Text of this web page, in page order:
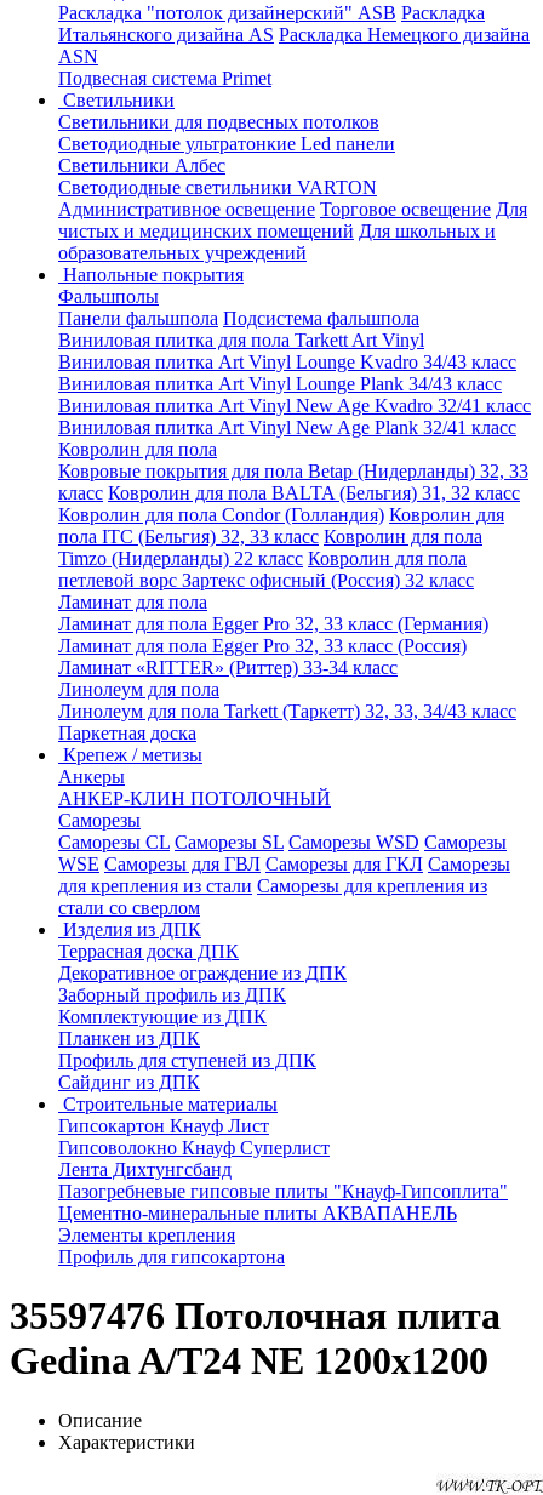
Раскладка "потолок дизайнерский" ASB Раскладка
Итальянского дизайна AS Раскладка Немецкого дизайна
АSN
Подвесная система Primet
Светильники
Светильники для подвесных потолков
Светодиодные ультратонкие Led панели
Светильники Албес
Светодиодные светильники VARTON
Административное освещение Торговое освещение Для
чистых и медицинских помещений Для школьных и
образовательных учреждений
Напольные покрытия
Фальшполы
Панели фальшпола Подсистема фальшпола
Виниловая плитка для пола Tarkett Art Vinyl
Виниловая плитка Art Vinyl Lounge Kvadro 34/43 класс
Виниловая плитка Art Vinyl Lounge Plank 34/43 класс
Виниловая плитка Art Vinyl New Age Kvadro 32/41 класс
Виниловая плитка Art Vinyl New Age Plank 32/41 класс
Ковролин для пола
Ковровые покрытия для пола Betap (Нидерланды) 32, 33
класс Ковролин для пола BALTA (Бельгия) 31, 32 класс
Ковролин для пола Condor (Голландия) Ковролин для
пола ITC (Бельгия) 32, 33 класс Ковролин для пола
Timzo (Нидерланды) 22 класс Ковролин для пола
петлевой ворс Зартекс офисный (Россия) 32 класс
Ламинат для пола
Ламинат для пола Egger Pro 32, 33 класс (Германия)
Ламинат для пола Egger Pro 32, 33 класс (Россия)
Ламинат «RITTER» (Риттер) 33-34 класс
Линолеум для пола
Линолеум для пола Tarkett (Таркетт) 32, 33, 34/43 класс
Паркетная доска
Крепеж / метизы
Анкеры
АНКЕР-КЛИН ПОТОЛОЧНЫЙ
Саморезы
Саморезы CL Саморезы SL Саморезы WSD Саморезы
WSE Саморезы для ГВЛ Саморезы для ГКЛ Саморезы
для крепления из стали Саморезы для крепления из
стали со сверлом
Изделия из ДПК
Террасная доска ДПК
Декоративное ограждение из ДПК
Заборный профиль из ДПК
Комплектующие из ДПК
Планкен из ДПК
Профиль для ступеней из ДПК
Сайдинг из ДПК
Строительные материалы
Гипсокартон Кнауф Лист
Гипсоволокно Кнауф Суперлист
Лента Дихтунгсбанд
Пазогребневые гипсовые плиты "Кнауф-Гипсоплита"
Цементно-минеральные плиты АКВАПАНЕЛЬ
Элементы крепления
Профиль для гипсокартона
35597476 Потолочная плита
Gedina A/T24 NE 1200x1200
Описание
Характеристики